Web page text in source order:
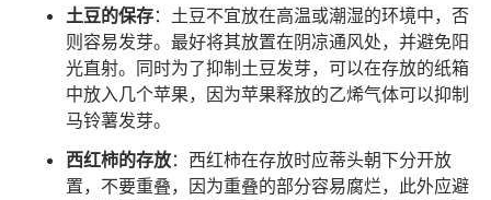
土豆的保存：土豆不宜放在高温或潮湿的环境中，否
则容易发芽。最好将其放置在阴凉通风处，并避免阳
光直射。同时为了抑制土豆发芽，可以在存放的纸箱
中放入几个苹果，因为苹果释放的乙烯气体可以抑制
马铃薯发芽。
西红柿的存放：西红柿在存放时应蒂头朝下分开放
置，不要重叠，因为重叠的部分容易腐烂，此外应避